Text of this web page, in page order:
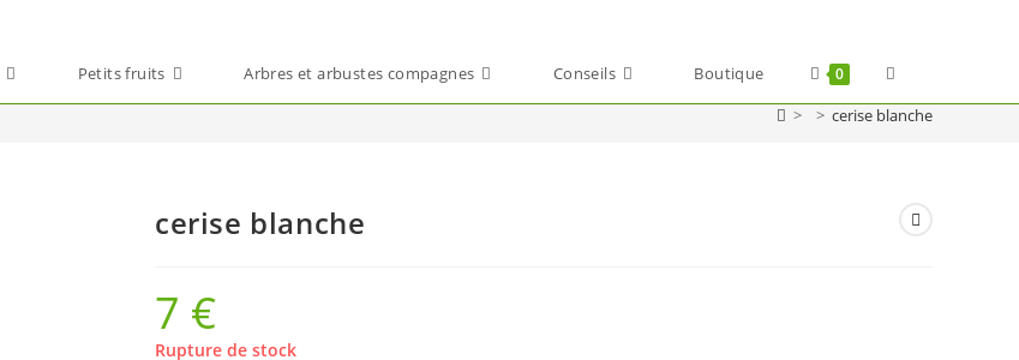
Petits fruits Arbres et arbustes compagnes Conseils Boutique 0 Toggle
> > cerise blanche
cerise blanche
7 €
Rupture de stock